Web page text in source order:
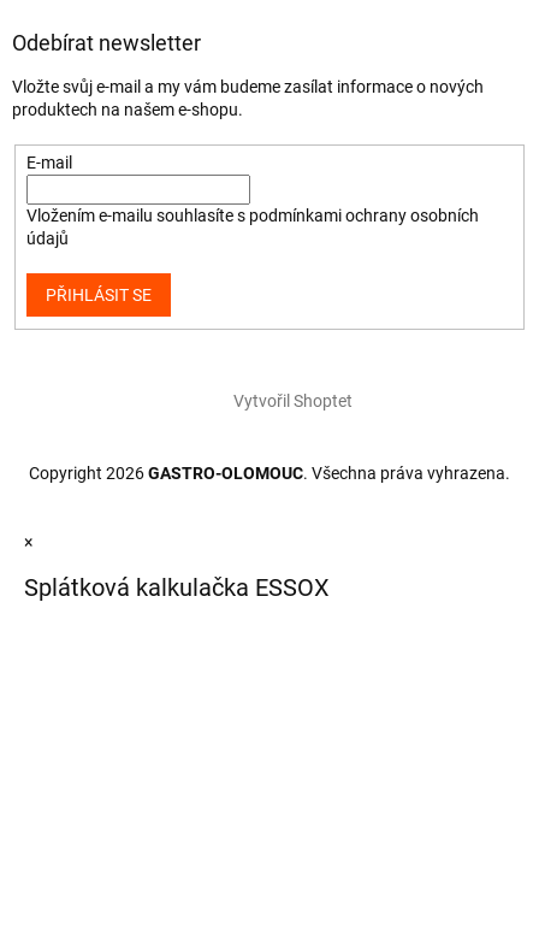
Odebírat newsletter
Vložte svůj e-mail a my vám budeme zasílat informace o nových
produktech na našem e-shopu.
E-mail
Vložením e-mailu souhlasíte s podmínkami ochrany osobních
údajů
PŘIHLÁSIT SE
Vytvořil Shoptet
Copyright 2026GASTRO-OLOMOUC. Všechna práva vyhrazena.
×
Splátková kalkulačka ESSOX